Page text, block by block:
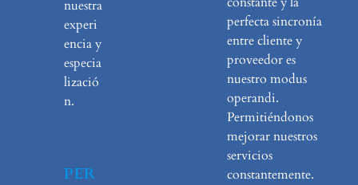
nuestra
experi
encia y
especia
lizació
n.
PER
perfecta sincronía
entre cliente y
proveedor es
nuestro modus
operandi.
Permitiéndonos
mejorar nuestros
servicios
constantemente.